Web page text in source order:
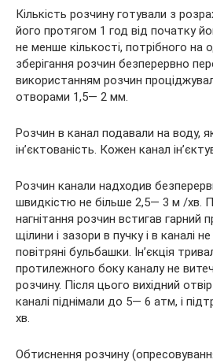
Кількість розчину готували з
його протягом 1 год від початку
не менше кількості, потрібного на
зберігання розчин безперервно
використанням розчин
отворами 1,5— 2 мм.
Розчин в канал подавали на воду,
ін’єктованість. Кожен канал
Розчин канали надходив
швидкістю не більше 2,5— 3 м /хв.
нагнітання розчин встигав гарний
щілини і зазори в пучку і в каналі
повітряні бульбашки. Ін’єкція
протилежного боку каналу не
розчину. Після цього вихідний
каналі піднімали до 5— 6 атм, і
хв.
Обтиснення розчину